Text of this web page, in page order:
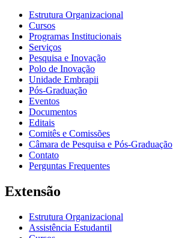
Estrutura Organizacional
Cursos
Programas Institucionais
Serviços
Pesquisa e Inovação
Polo de Inovação
Unidade Embrapii
Pós-Graduação
Eventos
Documentos
Editais
Comitês e Comissões
Câmara de Pesquisa e Pós-Graduação
Contato
Perguntas Frequentes
Extensão
Estrutura Organizacional
Assistência Estudantil